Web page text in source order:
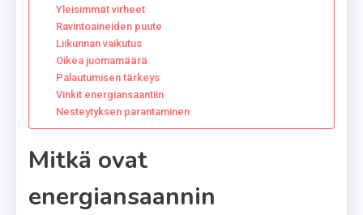
Yleisimmät virheet
Ravintoaineiden puute
Liikunnan vaikutus
Oikea juomamäärä
Palautumisen tärkeys
Vinkit energiansaantiin
Nesteytyksen parantaminen
Mitkä ovat
energiansaannin